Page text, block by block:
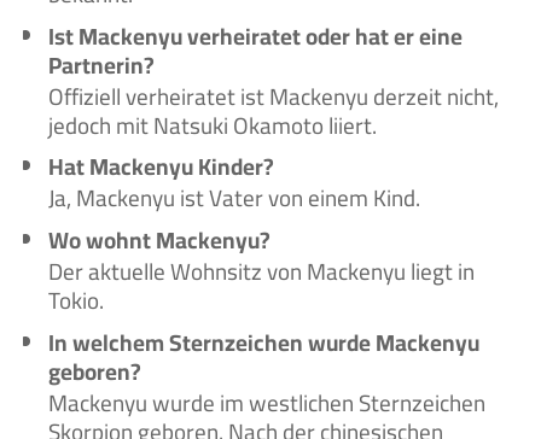
Ist Mackenyu verheiratet oder hat er eine
Partnerin?
Offiziell verheiratet ist Mackenyu derzeit nicht,
jedoch mit Natsuki Okamoto liiert.
Hat Mackenyu Kinder?
Ja, Mackenyu ist Vater von einem Kind.
Wo wohnt Mackenyu?
Der aktuelle Wohnsitz von Mackenyu liegt in
Tokio.
In welchem Sternzeichen wurde Mackenyu
geboren?
Mackenyu wurde im westlichen Sternzeichen